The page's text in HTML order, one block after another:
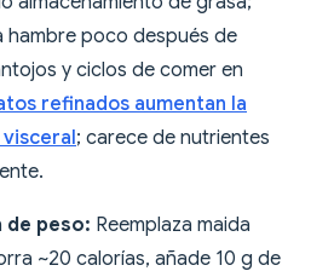
hambre poco después de
y ciclos de comer en
refinados aumentan la
visceral; carece de nutrientes
de peso: Reemplaza maida
~20 calorías, añade 10 g de